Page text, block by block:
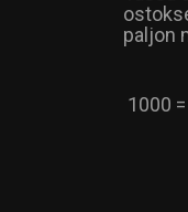
paljon
1000